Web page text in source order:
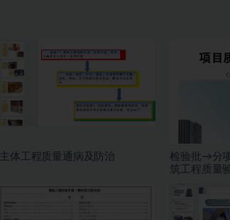
主体工程质量通病及防治
检验批→分
筑工程质量